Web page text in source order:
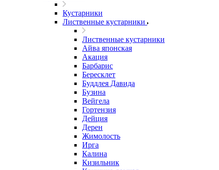
Кустарники
Лиственные кустарники
Лиственные кустарники
Айва японская
Акация
Барбарис
Бересклет
Буддлея Давида
Бузина
Вейгела
Гортензия
Дейция
Дерен
Жимолость
Ирга
Калина
Кизильник